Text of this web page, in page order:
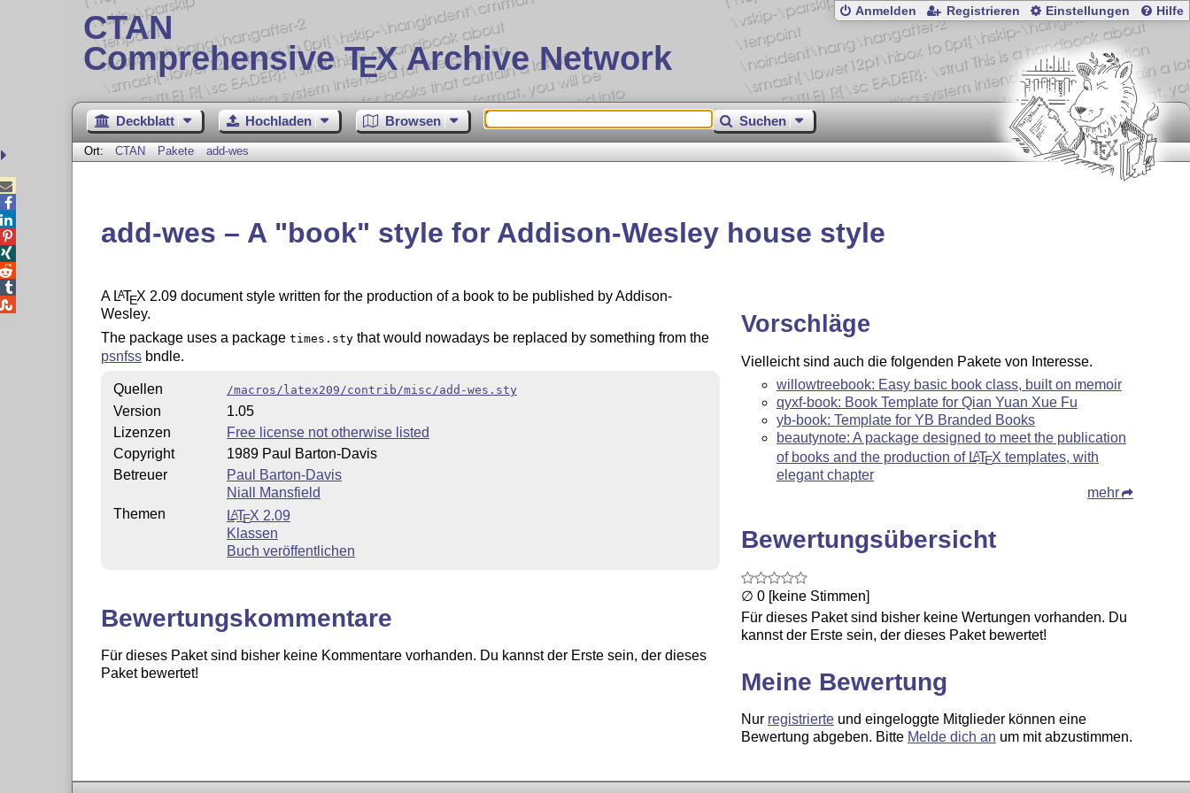
CTAN
Comprehensive TEX Archive Network
Anmelden Registrieren Einstellungen Hilfe
Deckblatt Hochladen Browsen Suchen
Ort: CTAN Pakete add-wes
add-wes – A book style for Addison-Wesley house style
A LATEX 2.09 document style written for the production of a book to be published by Addison-
Wesley.
The package uses a package times.stythat would nowadays be replaced by something from the
psnfssbndle.
Quellen /macros/latex209/contrib/misc/add-wes.sty
Version
1.05
Lizenzen
Free license not otherwise listed
Copyright
1989 Paul Barton-Davis
Betreuer
Paul Barton-Davis
Niall Mansfield
Themen
LATEX 2.09
Klassen
Buch veröffentlichen
Bewertungskommentare
Für dieses Paket sind bisher keine Kommentare vorhanden. Du kannst der Erste sein, der dieses
Paket bewertet!
Vorschläge
Vielleicht sind auch die folgenden Pakete von Interesse.
willowtreebook: Easy basic book class, built on memoir
qyxf-book: Book Template for Qian Yuan Xue Fu
yb-book: Template for YB Branded Books
beautynote: A package designed to meet the publication
of books and the production of LATEX templates, with
elegant chapter
mehr
Bewertungsübersicht
∅ 0 [keine Stimmen]
Für dieses Paket sind bisher keine Wertungen vorhanden. Du
kannst der Erste sein, der dieses Paket bewertet!
Meine Bewertung
Nur registrierteund eingeloggte Mitglieder können eine
Bewertung abgeben. Bitte Melde dich an um mit abzustimmen.




